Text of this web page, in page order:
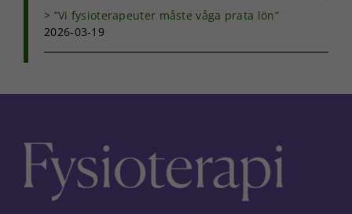
”Vi fysioterapeuter måste våga prata lön”
2026-03-19
Marknadsföring
med dig av dina
surfar ökar du
och erbjudanden.